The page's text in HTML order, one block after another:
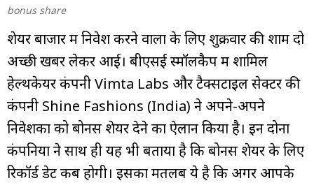
bonus share
शेयर बाजार में निवेश करने वालों के लिए शुक्रवार की शाम दो
अच्छी खबरें लेकर आई। बीएसई स्मॉलकैप में शामिल
हेल्थकेयर कंपनी Vimta Labs और टैक्सटाइल सेक्टर की
कंपनी Shine Fashions (India) ने अपने-अपने
निवेशकों को बोनस शेयर देने का ऐलान किया है। इन दोनों
कंपनियों ने साथ ही यह भी बताया है कि बोनस शेयर के लिए
रिकॉर्ड डेट कब होगी। इसका मतलब ये है कि अगर आपके